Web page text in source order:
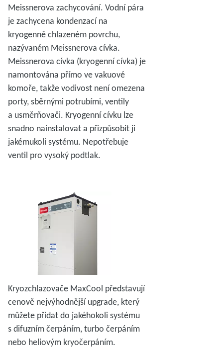
Meissnerova zachycování. Vodní pára
je zachycena kondenzací na
kryogenně chlazeném povrchu,
nazývaném Meissnerova cívka.
Meissnerova cívka (kryogenní cívka) je
namontována přímo ve vakuové
komoře, takže vodivost není omezena
porty, sběrnými potrubími, ventily
a usměrňovači. Kryogenní cívku lze
snadno nainstalovat a přizpůsobit ji
jakémukoli systému. Nepotřebuje
ventil pro vysoký podtlak.
Kryozchlazovače MaxCool představují
cenově nejvýhodnější upgrade, který
můžete přidat do jakéhokoli systému
s difuzním čerpáním, turbo čerpáním
nebo heliovým kryočerpáním.